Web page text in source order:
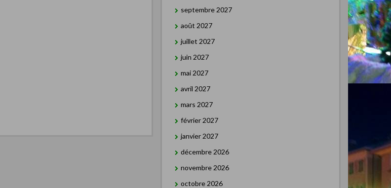
septembre 2027
août 2027
juillet 2027
juin 2027
mai 2027
avril 2027
mars 2027
février 2027
janvier 2027
décembre 2026
novembre 2026
octobre 2026